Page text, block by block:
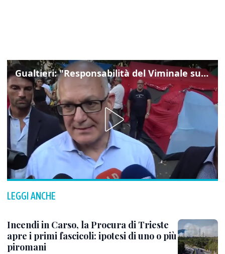
Gualtieri: "Responsabilità del Viminale su Spin Time? La posizione dei partiti è nota"
LEGGI ANCHE
Incendi in Carso, la Procura di Trieste
apre i primi fascicoli: ipotesi di uno o più
piromani